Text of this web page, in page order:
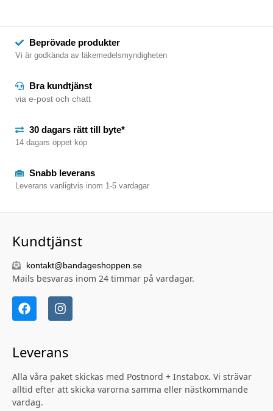
Beprövade produkter
Vi är godkända av läkemedelsmyndigheten
Bra kundtjänst
via e-post och chatt
30 dagars rätt till byte*
14 dagars öppet köp
Snabb leverans
Leverans vanligtvis inom 1-5 vardagar
Kundtjänst
kontakt@bandageshoppen.se
Mails besvaras inom 24 timmar på vardagar.
Leverans
Alla våra paket skickas med Postnord + Instabox. Vi strävar
alltid efter att skicka varorna samma eller nästkommande
vardag.